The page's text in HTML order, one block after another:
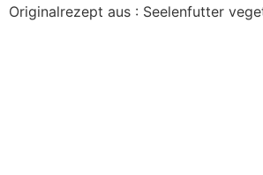
Originalrezept aus : Seelenfutter